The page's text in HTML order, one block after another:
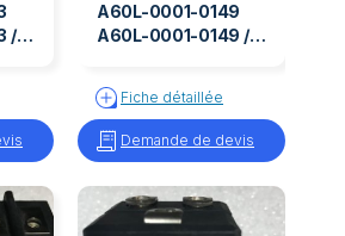
/
A60L-0001-0149
A60L-0001-0149 /
Fiche détaillée
Demande de devis